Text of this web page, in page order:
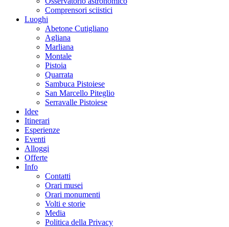
Comprensori sciistici
Luoghi
Abetone Cutigliano
Agliana
Marliana
Montale
Pistoia
Quarrata
Sambuca Pistoiese
San Marcello Piteglio
Serravalle Pistoiese
Idee
Itinerari
Esperienze
Eventi
Alloggi
Offerte
Info
Contatti
Orari musei
Orari monumenti
Volti e storie
Media
Politica della Privacy